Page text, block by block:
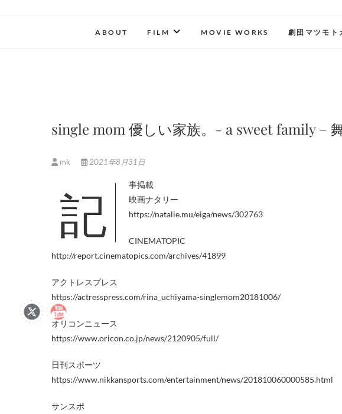
ABOUT FILM MOVIE WORKS 劇団マツモト
single mom 優しい家族。- a sweet family –
mk 2021年8月31日
記事掲載
映画ナタリー
https://natalie.mu/eiga/news/302763
CINEMATOPIC
http://report.cinematopics.com/archives/41899
アクトレスプレス
https://actresspress.com/rina_uchiyama-singlemom20181006/
オリコンニュース
https://www.oricon.co.jp/news/2120905/full/
日刊スポーツ
https://www.nikkansports.com/entertainment/news/201810060000585.html
サンスポ